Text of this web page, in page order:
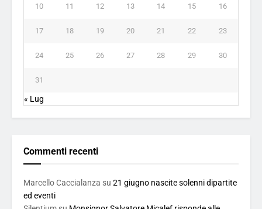
10 11 12 13 14 15 16
17 18 19 20 21 22 23
24 25 26 27 28 29 30
31
« Lug
Commenti recenti
Marcello Caccialanza su 21 giugno nascite solenni dipartite
ed eventi